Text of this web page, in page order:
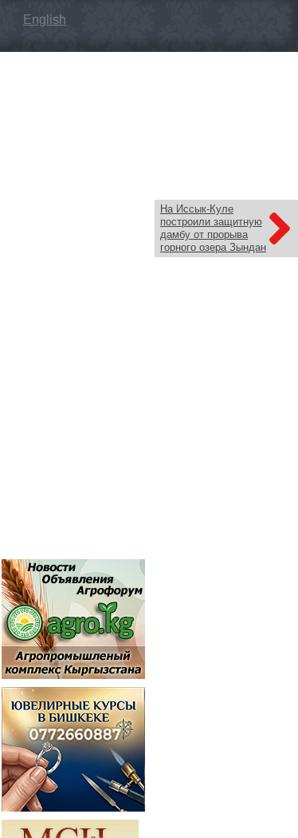
English
На Иссык-Куле
построили защитную
дамбу от прорыва
горного озера Зындан